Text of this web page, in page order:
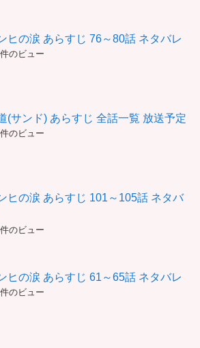
ヒの涙 あらすじ 76～80話 ネタバレ
のビュー
(サンド) あらすじ 全話一覧 放送予定
のビュー
ヒの涙 あらすじ 101～105話 ネタバ
のビュー
ヒの涙 あらすじ 61～65話 ネタバレ
のビュー